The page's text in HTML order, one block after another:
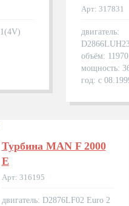
Арт: 317831
двигатель:
объём:
мощность:
год: с
Турбина MAN F 2000
E
Арт: 316195
двигатель: D2876LF02 Euro 2